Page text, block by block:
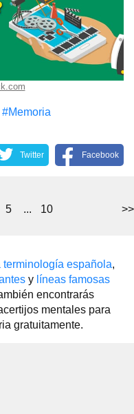
#Memoria
Twitter Facebook
5 ... 10 >>
terminología española,
y líneas famosas
encontrarás
mentales para
gratuitamente.